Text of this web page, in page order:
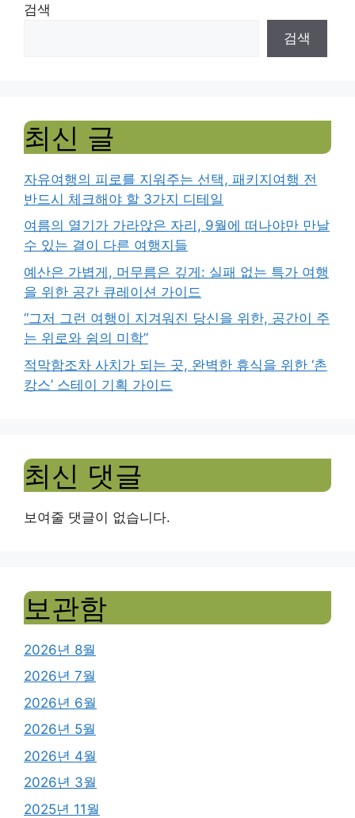
검색
검색
최신 글
자유여행의 피로를 지워주는 선택, 패키지여행 전
반드시 체크해야 할 3가지 디테일
여름의 열기가 가라앉은 자리, 9월에 떠나야만 만날
수 있는 결이 다른 여행지들
예산은 가볍게, 머무름은 깊게: 실패 없는 특가 여행
을 위한 공간 큐레이션 가이드
“그저 그런 여행이 지겨워진 당신을 위한, 공간이 주
는 위로와 쉼의 미학”
적막함조차 사치가 되는 곳, 완벽한 휴식을 위한 ‘촌
캉스’ 스테이 기획 가이드
최신 댓글
보여줄 댓글이 없습니다.
보관함
2026년 8월
2026년 7월
2026년 6월
2026년 5월
2026년 4월
2026년 3월
2025년 11월